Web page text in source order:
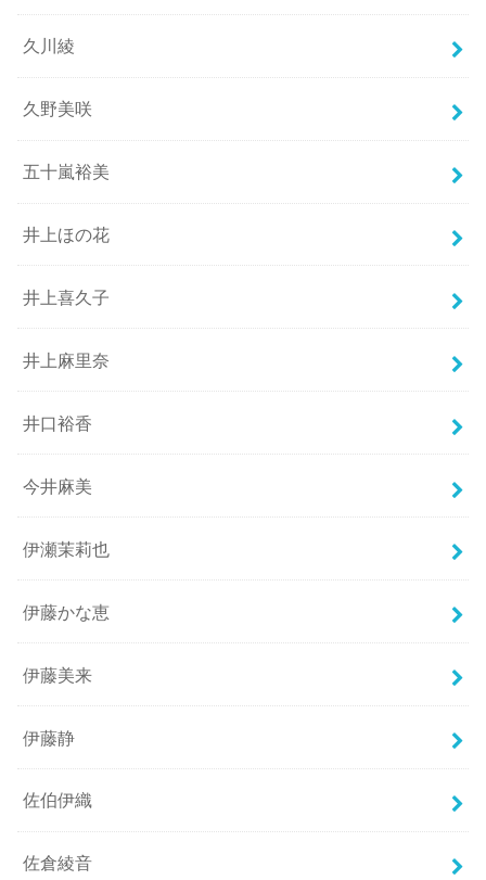
久川綾
久野美咲
五十嵐裕美
井上ほの花
井上喜久子
井上麻里奈
井口裕香
今井麻美
伊瀬茉莉也
伊藤かな恵
伊藤美来
伊藤静
佐伯伊織
佐倉綾音